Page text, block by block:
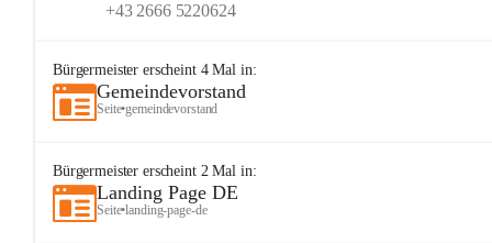
+43 2666 5220624
Bürgermeister erscheint 4Mal in:
Gemeindevorstand
Seite•gemeindevorstand
Bürgermeister erscheint 2Mal in:
Landing Page DE
Seite•landing-page-de